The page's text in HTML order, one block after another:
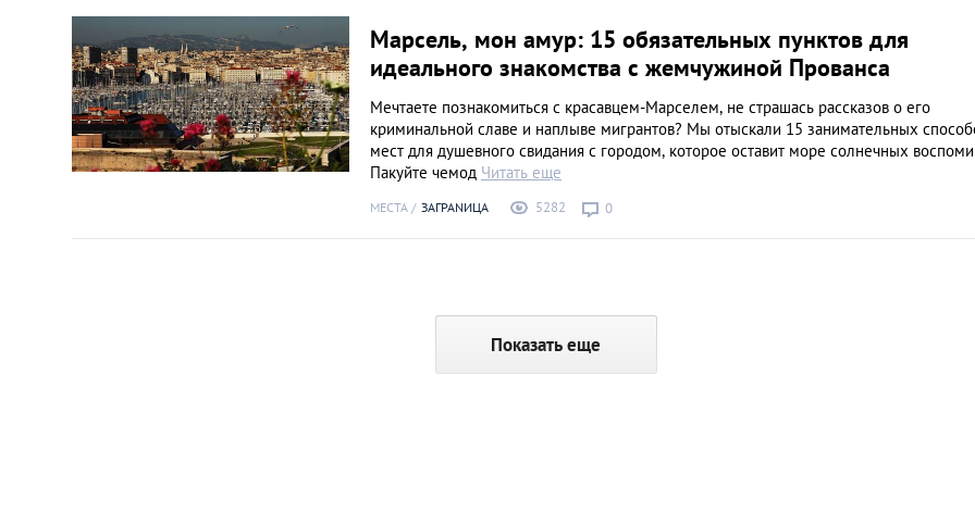
Марсель, мон амур: 15 обязательных пунктов для
идеального знакомства с жемчужиной Прованса
Мечтаете познакомиться с красавцем-Марселем, не страшась рассказов о его
криминальной славе и наплыве мигрантов? Мы отыскали 15 занимательных
мест для душевного свидания с городом, которое оставит море солнечных
Пакуйте чемод Читать еще
МЕСТА ЗАГРАNИЦА 5282 0
Показать еще